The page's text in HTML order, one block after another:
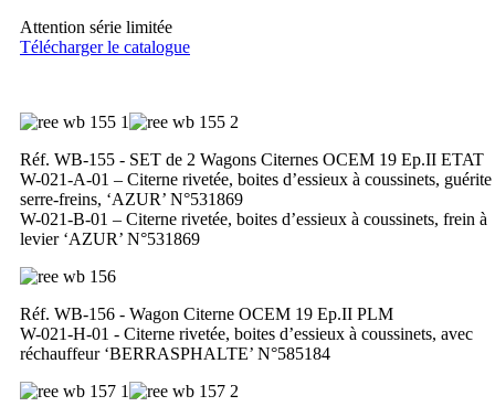
Attention série limitée
Télécharger le catalogue
Réf. WB-155 - SET de 2 Wagons Citernes OCEM 19 Ep.II ETAT
W-021-A-01 – Citerne rivetée, boites d’essieux à coussinets, guérite
serre-freins, ‘AZUR’ N°531869
W-021-B-01 – Citerne rivetée, boites d’essieux à coussinets, frein à
levier ‘AZUR’ N°531869
Réf. WB-156 - Wagon Citerne OCEM 19 Ep.II PLM
W-021-H-01 - Citerne rivetée, boites d’essieux à coussinets, avec
réchauffeur ‘BERRASPHALTE’ N°585184